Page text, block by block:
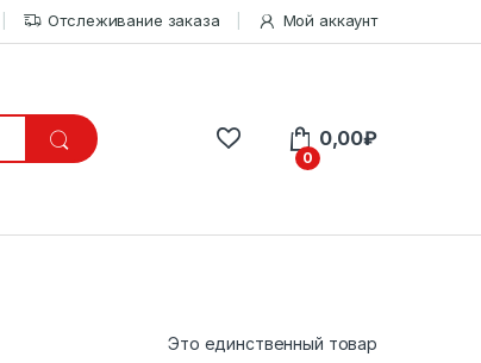
Отслеживание заказа Мой аккаунт
0
0,00₽
Это единственный товар